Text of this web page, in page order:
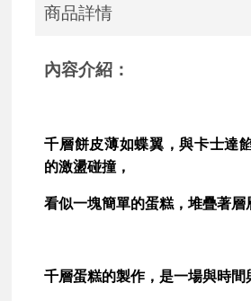
商品詳情
內容介紹：
千層餅皮薄如蝶翼，與卡士達
的激盪碰撞，
看似一塊簡單的蛋糕，堆疊著層
千層蛋糕的製作，是一場與時間